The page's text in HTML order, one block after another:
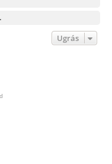
Ugrás